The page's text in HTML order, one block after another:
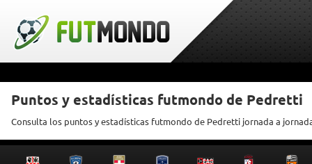
Puntos y estadísticas futmondo de Pedretti
Consulta los puntos y estadísticas futmondo de Pedretti jornada a